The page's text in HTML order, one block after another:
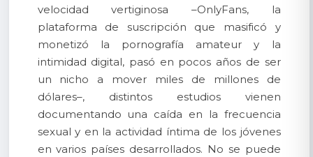
velocidad vertiginosa –OnlyFans, la
plataforma de suscripción que masificó y
monetizó la pornografía amateur y la
intimidad digital, pasó en pocos años de ser
un nicho a mover miles de millones de
dólares–, distintos estudios vienen
documentando una caída en la frecuencia
sexual y en la actividad íntima de los jóvenes
en varios países desarrollados. No se puede